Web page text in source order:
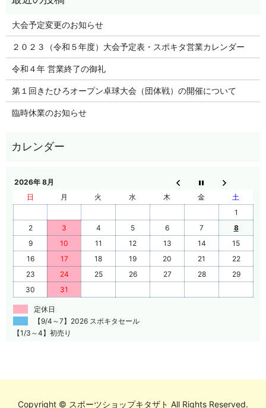
大会予定変更のお知らせ
２０２３（令和５年度）大会予定表・スポキタ営業カレンダー
令和４年 営業終了の御礼
第１回きたひろオープン卓球大会（団体戦）の開催について
臨時休業のお知らせ
2026年 8月
日
月 火 水 木 金
土
1
2
3 4 5 6 7
8
9
10 11 12 13 14
15
16
17 18 19 20 21
22
23
24 25 26 27 28
29
30
31
定休日
【9/4～7】2026 スポキタセール
【1/3～4】初売り
Copyright © スポーツショップキタザト All Rights Reserved.